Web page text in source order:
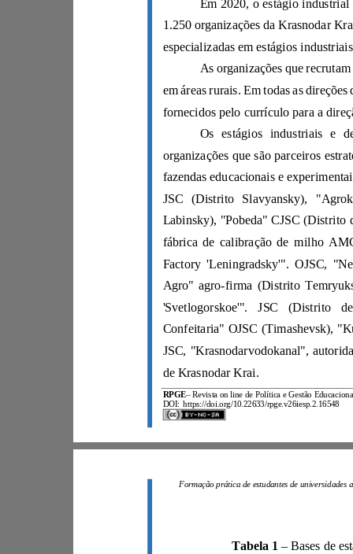
RPGE–
DOI: https://doi.org/10.22633/rpge.v26iesp.2.16548
de Krasnodar Krai.
Tabela 1 –